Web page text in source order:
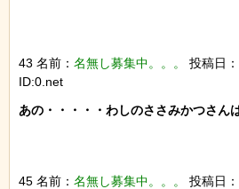
43 名前： 名無し募集中。。。
投稿日
ID:0.net
あの・・・・・わしのささみかつさん
45 名前： 名無し募集中。。。
投稿日